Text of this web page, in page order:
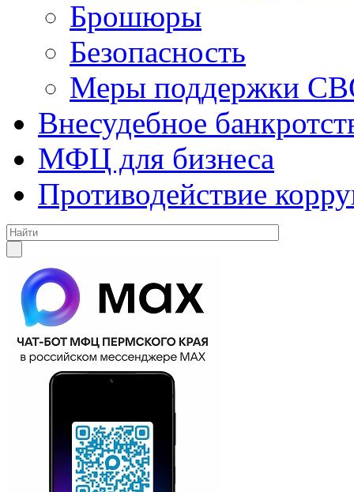
Брошюры
Безопасность
Меры поддержки
Внесудебное
МФЦ для бизнеса
Противодействие